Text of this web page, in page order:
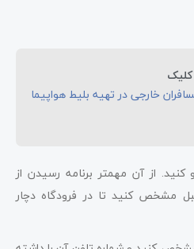
خارجی در تهیه بلیط هواپیما
از آن مهمتر برنامه رسیدن از
مشخص کنید تا در فرودگاه دچار